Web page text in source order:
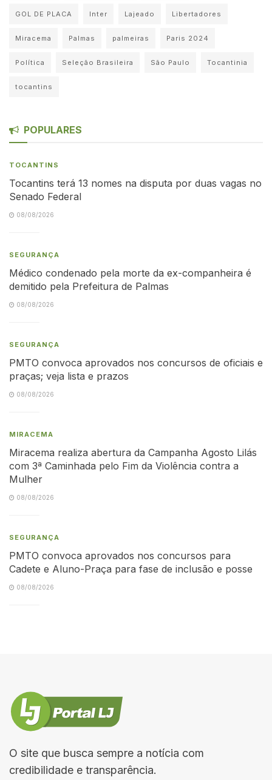
GOL DE PLACA Inter Lajeado Libertadores
Miracema Palmas palmeiras Paris 2024
Política Seleção Brasileira São Paulo Tocantinia
tocantins
POPULARES
TOCANTINS
Tocantins terá 13 nomes na disputa por duas vagas no
Senado Federal
08/08/2026
SEGURANÇA
Médico condenado pela morte da ex-companheira é
demitido pela Prefeitura de Palmas
08/08/2026
SEGURANÇA
PMTO convoca aprovados nos concursos de oficiais e
praças; veja lista e prazos
08/08/2026
MIRACEMA
Miracema realiza abertura da Campanha Agosto Lilás
com 3ª Caminhada pelo Fim da Violência contra a
Mulher
08/08/2026
SEGURANÇA
PMTO convoca aprovados nos concursos para
Cadete e Aluno-Praça para fase de inclusão e posse
08/08/2026
O site que busca sempre a notícia com
credibilidade e transparência.